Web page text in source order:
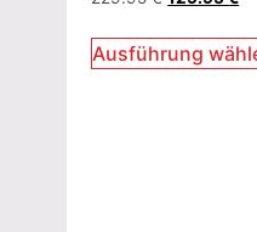
mit
von 5
Ausführung